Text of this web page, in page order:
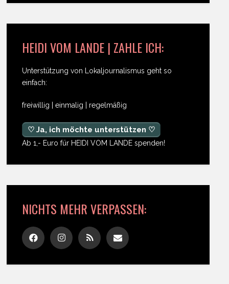
HEIDI VOM LANDE | ZAHLE ICH:
Unterstützung von Lokaljournalismus geht so
einfach:
freiwillig | einmalig | regelmäßig
♡ Ja, ich möchte unterstützen ♡
Ab 1,- Euro für HEIDI VOM LANDE spenden!
NICHTS MEHR VERPASSEN: